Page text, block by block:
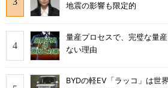
地震の影響も限定的
量産プロセスで、完璧な量
ない理由
BYDの軽EV「ラッコ」は世